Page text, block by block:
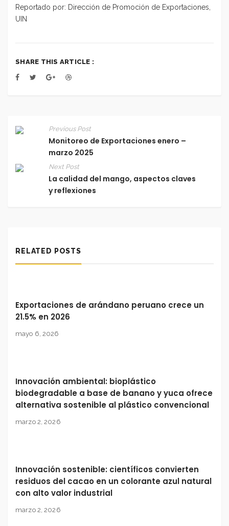
Reportado por: Dirección de Promoción de Exportaciones,
UIN
SHARE THIS ARTICLE :
Previous Post
Monitoreo de Exportaciones enero –
marzo 2025
Next Post
La calidad del mango, aspectos claves
y reflexiones
RELATED POSTS
Exportaciones de arándano peruano crece un
21.5% en 2026
mayo 6, 2026
Innovación ambiental: bioplástico
biodegradable a base de banano y yuca ofrece
alternativa sostenible al plástico convencional
marzo 2, 2026
Innovación sostenible: científicos convierten
residuos del cacao en un colorante azul natural
con alto valor industrial
marzo 2, 2026